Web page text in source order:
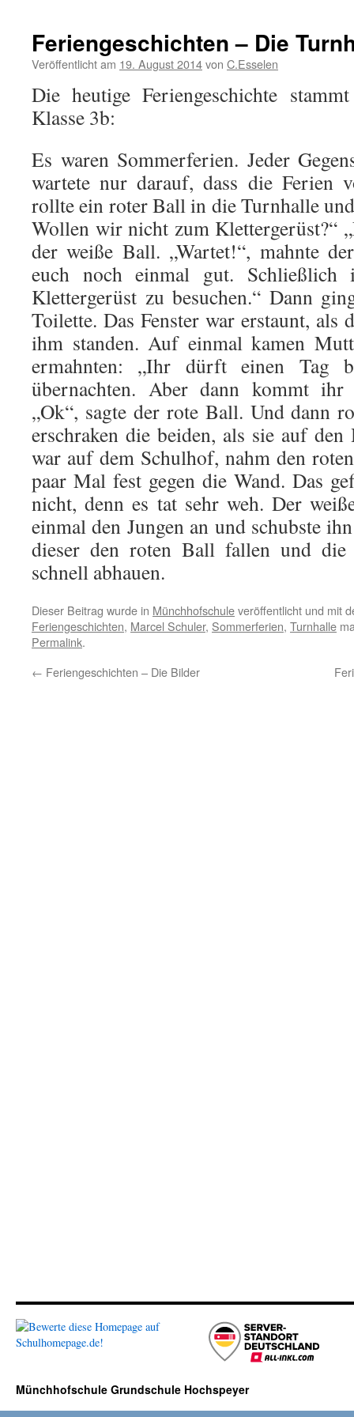
Feriengeschichten – Die
Veröffentlicht am 19. August 2014von C.Esselen
Die heutige Feriengeschichte
Klasse 3b:
Es waren Sommerferien. Jeder
wartete nur darauf, dass die Ferien
rollte ein roter Ball in die Turnhalle
Wollen wir nicht zum Klettergerüst?“
der weiße Ball. „Wartet!“, mahnte
euch noch einmal gut.
Klettergerüst zu besuchen.“ Dann
Toilette. Das Fenster war erstaunt,
ihm standen. Auf einmal kamen
ermahnten: „Ihr dürft einen Tag
übernachten. Aber dann kommt ihr
„Ok“, sagte der rote Ball. Und dann
erschraken die beiden, als sie auf
war auf dem Schulhof, nahm den
paar Mal fest gegen die Wand. Das
nicht, denn es tat sehr weh. Der
einmal den Jungen an und schubste
dieser den roten Ball fallen und die
schnell abhauen.
Dieser Beitrag wurde in Münchhofschuleveröffentlicht und mit
Feriengeschichten, Marcel Schuler, Sommerferien, Turnhalle
Permalink.
← Feriengeschichten – Die Bilder
Münchhofschule Grundschule Hochspeyer